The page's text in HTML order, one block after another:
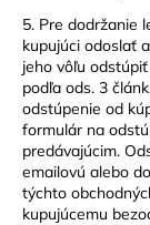
5. Pre dodržanie
kupujúci odoslať
jeho vôľu
podľa ods. 3
odstúpenie od
formulár na
predávajúcim.
emailovú alebo
týchto
kupujúcemu